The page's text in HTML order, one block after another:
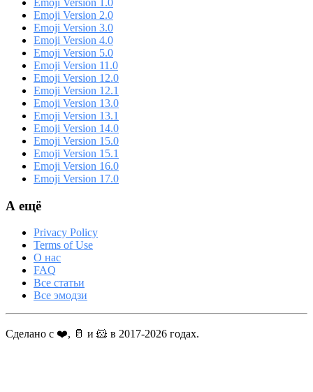
Emoji Version 2.0
Emoji Version 3.0
Emoji Version 4.0
Emoji Version 5.0
Emoji Version 11.0
Emoji Version 12.0
Emoji Version 12.1
Emoji Version 13.0
Emoji Version 13.1
Emoji Version 14.0
Emoji Version 15.0
Emoji Version 15.1
Emoji Version 16.0
Emoji Version 17.0
А ещё
Privacy Policy
Terms of Use
О нас
FAQ
Все статьи
Все эмодзи
Сделано с ❤️, 🥛 и 🐹 в 2017-2026 годах.